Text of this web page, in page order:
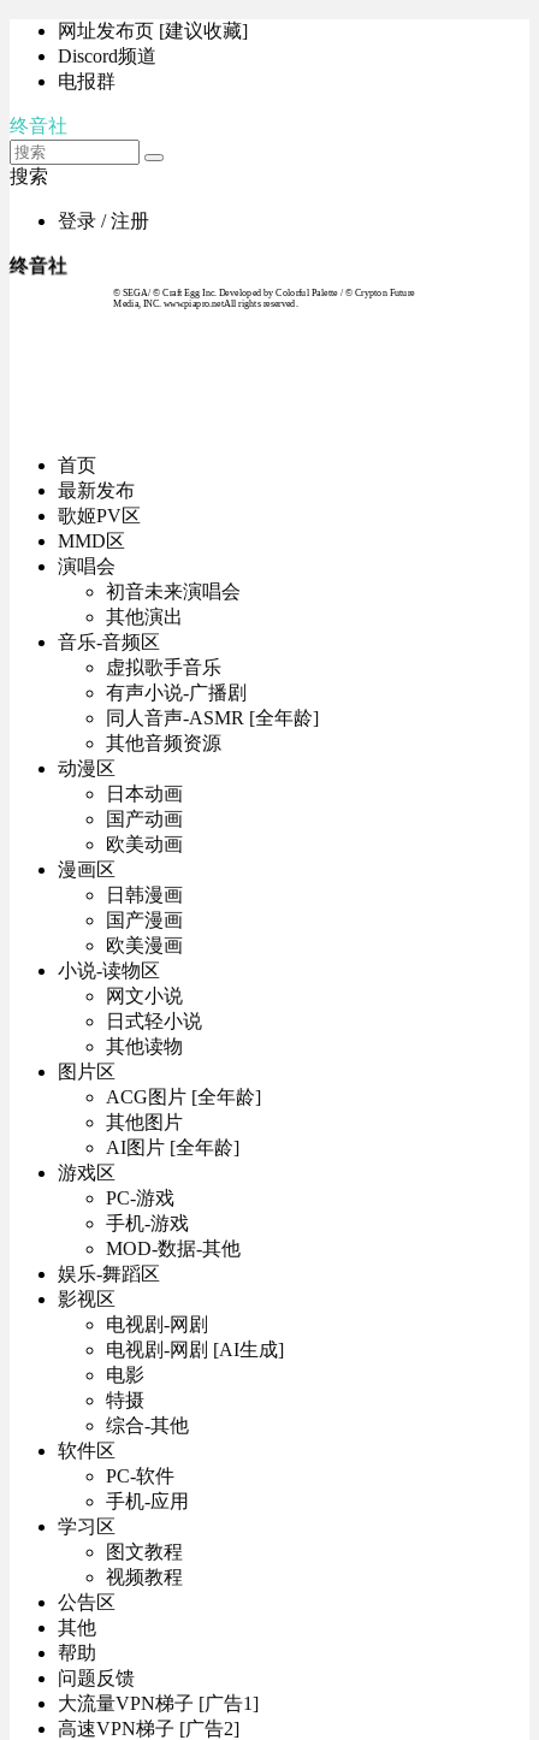
网址发布页 [建议收藏]
Discord频道
电报群
终音社
搜索
登录 / 注册
终音社
© SEGA / © Craft Egg Inc. Developed by Colorful Palette / © Crypton Future
Media, INC. www.piapro.netAll rights reserved.
首页
最新发布
歌姬PV区
MMD区
演唱会
初音未来演唱会
其他演出
音乐-音频区
虚拟歌手音乐
有声小说-广播剧
同人音声-ASMR [全年龄]
其他音频资源
动漫区
日本动画
国产动画
欧美动画
漫画区
日韩漫画
国产漫画
欧美漫画
小说-读物区
网文小说
日式轻小说
其他读物
图片区
ACG图片 [全年龄]
其他图片
AI图片 [全年龄]
游戏区
PC-游戏
手机-游戏
MOD-数据-其他
娱乐-舞蹈区
影视区
电视剧-网剧
电视剧-网剧 [AI生成]
电影
特摄
综合-其他
软件区
PC-软件
手机-应用
学习区
图文教程
视频教程
公告区
其他
帮助
问题反馈
大流量VPN梯子 [广告1]
高速VPN梯子 [广告2]